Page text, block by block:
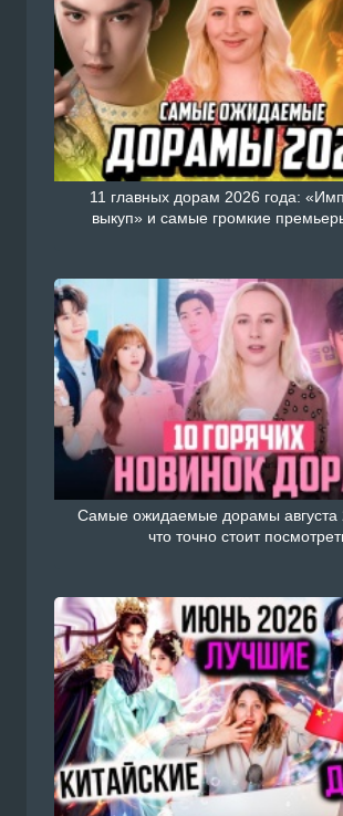
11 главных дорам 2026 года:
выкуп» и самые громкие
Самые ожидаемые дорамы августа
что точно стоит